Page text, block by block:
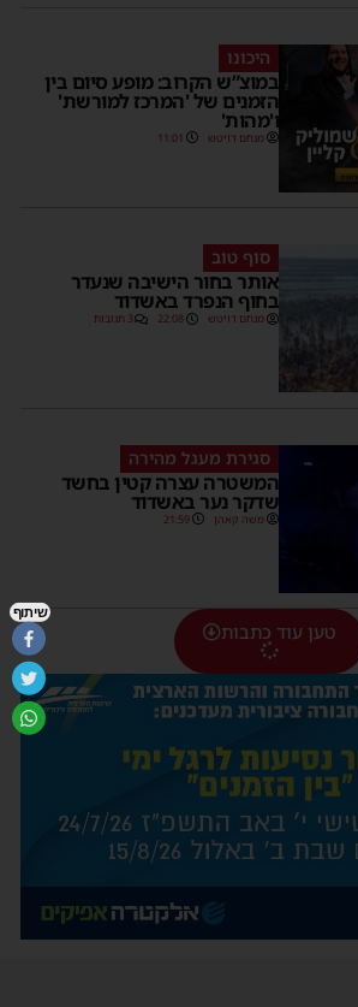
היכונו
במוצ”ש הקרוב: מופע סיום בין
הזמנים של 'המרכז למורשת'
ו'מהות'
מנחם דויטש 11:01
סוף טוב
אותר בחור הישיבה שנעדר
בחוף הנפרד באשדוד
מנחם דויטש 22:08 3 תגובות
סגירת מעגל מהירה
המשטרה עצרה קטין בחשד
שדקר נער באשדוד
משה קאהן 21:59
טען עוד כתבות
שיתוף